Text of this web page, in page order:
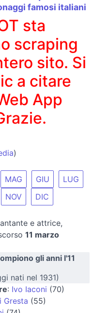
famosi italiani
sta
scraping
sito. Si
a citare
App
)
MAG GIU
LUG
NOV DIC
e attrice,
11 marzo
gli anni l'11
nati nel 1931)
: Ivo Iaconi (70)
Gresta (55)